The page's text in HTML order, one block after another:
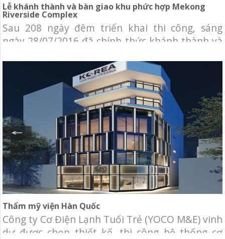
Lễ khánh thành và bàn giao khu phức hợp Mekong
Riverside Complex
Sau 208 ngày đêm triển khai thi công, sáng
ngày 28/07/2016 đã chính thức khánh thành và
Riverside Complex tại Campuchia. Chủ đầu tư:
Ngân hàng Đầu tư và Phát triển Campuchia
(BIDC) Địa điểm: quận Neamchey, Phnompenh.
Tổng diện tích khu đất: 20.622 m2 Tổng diện
Thẩm mỹ viện Hàn Quốc
Công ty Cơ Điện Lạnh Tuổi Trẻ (YOCO M&E) vinh
dự được chọn thiết kế, thi công hệ thống cơ